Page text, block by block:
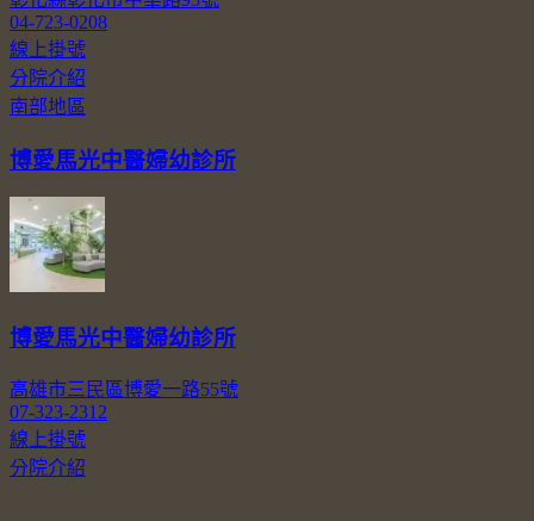
04-723-0208
線上掛號
分院介紹
南部地區
博愛馬光中醫婦幼診所
博愛馬光中醫婦幼診所
高雄市三民區博愛一路55號
07-323-2312
線上掛號
分院介紹